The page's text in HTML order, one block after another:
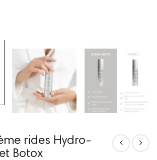
rides Hydro-
Botox